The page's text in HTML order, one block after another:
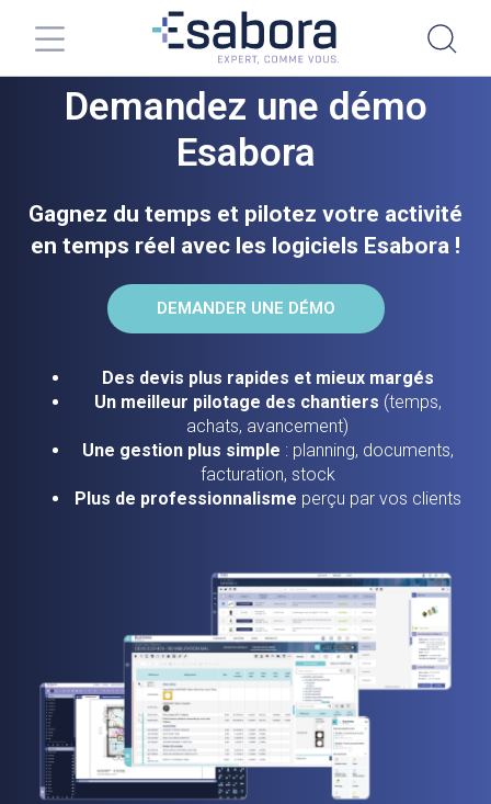
Demandez une démo
Esabora
Gagnez du temps et pilotez votre activité
en temps réel avec les logiciels Esabora !
DEMANDER UNE DÉMO
Des devis plus rapides et mieux margés
Un meilleur pilotage des chantiers (temps,
achats, avancement)
Une gestion plus simple : planning, documents,
facturation, stock
Plus de professionnalisme perçu par vos clients